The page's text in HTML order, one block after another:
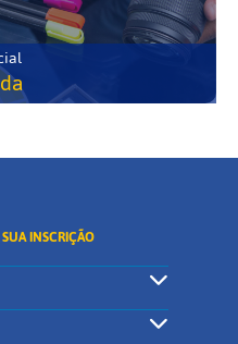
INSCRIÇÃO